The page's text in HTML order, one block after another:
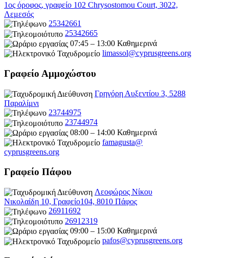
1ος όροφος, γραφείο 102 Chrysostomou Court, 3022,
Λεμεσός
25342661
25342665
07:45 – 13:00 Καθημερινά
limassol@cyprusgreens.org
Γραφείο Αμμοχώστου
Γρηγόρη Αυξεντίου 3, 5288
Παραλίμνι
23744975
23744974
08:00 – 14:00 Καθημερινά
famagusta@
cyprusgreens.org
Γραφείο Πάφου
Λεοφώρος Νίκου
Νικολαίδη 10, Γραφείο104, 8010 Πάφος
26911692
26912319
09:00 – 15:00 Καθημερινά
pafos@cyprusgreens.org